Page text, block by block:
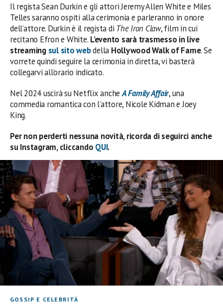
Il regista Sean Durkin e gli attori Jeremy Allen White e Miles
Telles saranno ospiti alla cerimonia e parleranno in onore
dell’attore. Durkin è il regista di The Iron Claw, film in cui
recitano Efron e White. L’evento sarà trasmesso in live
streaming sul sito webdella Hollywood Walk of Fame. Se
vorrete quindi seguire la cerimonia in diretta, vi basterà
collegarvi all’orario indicato.
Nel 2024 uscirà su Netflix ancheA Family Affair, una
commedia romantica con l’attore, Nicole Kidman e Joey
King.
Per non perderti nessuna novità, ricorda di seguirci anche
su Instagram, cliccando QUI.
GOSSIP E CELEBRITÀ